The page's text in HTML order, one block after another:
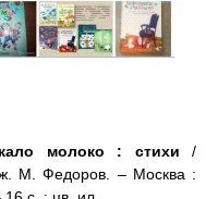
молоко : стихи /
М. Федоров. – Москва :